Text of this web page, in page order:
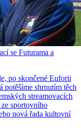
se Futurama a
po skončené Euforii
potěšíme shrnutím těch
streamovacích
sportovního
nová řada kultovní